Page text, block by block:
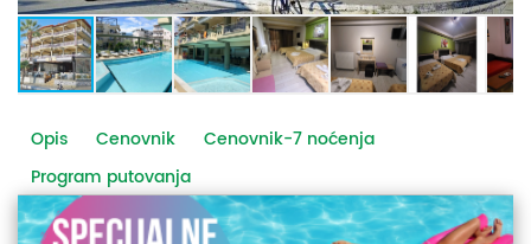
Opis Cenovnik
Cenovnik-7 noćenja
Program putovanja